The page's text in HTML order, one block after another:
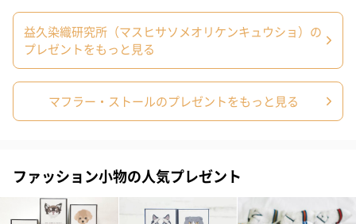
写真付きメッセージカ
ード（680円）
写真付きメッセージカ
ード（Thank you）ピ
ンク（680円）
【誕生日】
Birthday ホワ
刷なし）（
益久染織研究所（マスヒサソメオリケンキュウショ）の
プレゼントをもっと見る
マフラー・ストールのプレゼントをもっと見る
ファッション小物の人気プレゼント